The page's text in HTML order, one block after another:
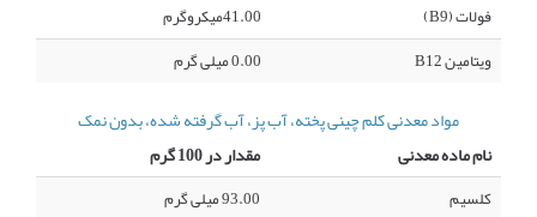
فولات (B9)
41.00میکروگرم
ویتامین B12
0.00 میلی گرم
مواد معدنی کلم چینی پخته، آب پز، آب گرفته شده، بدون نمک
نام ماده معدنی
مقدار در 100 گرم
کلسیم
93.00 میلی گرم